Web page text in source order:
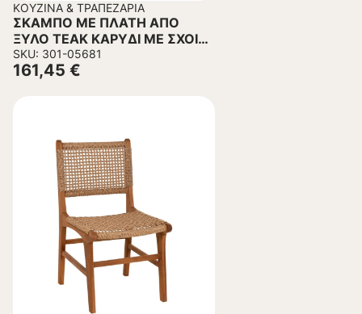
ΚΟΥΖΊΝΑ & ΤΡΑΠΕΖΑΡΊΑ
ΣΚΑΜΠΟ ΜΕ ΠΛΑΤΗ ΑΠΟ
ΞΥΛΟ ΤΕΑΚ ΚΑΡΥΔΙ ΜΕ ΣΧΟΙΝΙ
ΜΠΕΖ 40X53X89Υεκ.
SKU: 301-05681
161,45 €